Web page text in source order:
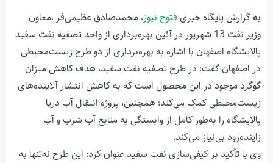
به گزارش پایگاه خبری فتوح نیوز، محمدصادق عظیمی‌فر ،معاون
وزیر نفت 13 شهریور در آئین بهره‌برداری از واحد تصفیه نفت سفید
پالایشگاه اصفهان با اشاره به بهره‌برداری از دو طرح زیست‌محیطی
در اصفهان گفت: در طرح تصفیه نفت سفید، هدف کاهش میزان
گوگرد موجود در این محصول است که به کاهش انتشار آلاینده‌های
زیست‌محیطی کمک می‌کند؛ همچنین، پروژه انتقال آب دریا
پالایشگاه را به‌طور کامل از وابستگی به منابع آب شرب و آب
زاینده‌رود بی‌نیاز می‌کند.
وی با تأکید بر کیفی‌سازی نفت سفید عنوان کرد: این طرح نه‌تنها به